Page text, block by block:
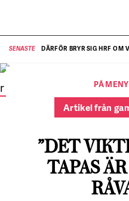
SENASTE DÄRFÖR BRYR SIG HRF OM
säger kocken
FOTO: Stefan
PÅ
Artikel från
”DET
TAPAS